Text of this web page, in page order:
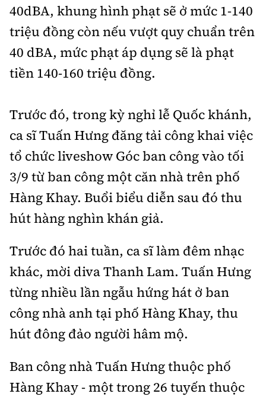
40dBA, khung hình phạt sẽ ở mức 1-140
triệu đồng còn nếu vượt quy chuẩn trên
40 dBA, mức phạt áp dụng sẽ là phạt
tiền 140-160 triệu đồng.
Trước đó, trong kỳ nghỉ lễ Quốc khánh,
ca sĩ Tuấn Hưng đăng tải công khai việc
tổ chức liveshow Góc ban công vào tối
3/9 từ ban công một căn nhà trên phố
Hàng Khay. Buổi biểu diễn sau đó thu
hút hàng nghìn khán giả.
Trước đó hai tuần, ca sĩ làm đêm nhạc
khác, mời diva Thanh Lam. Tuấn Hưng
từng nhiều lần ngẫu hứng hát ở ban
công nhà anh tại phố Hàng Khay, thu
hút đông đảo người hâm mộ.
Ban công nhà Tuấn Hưng thuộc phố
Hàng Khay - một trong 26 tuyến thuộc